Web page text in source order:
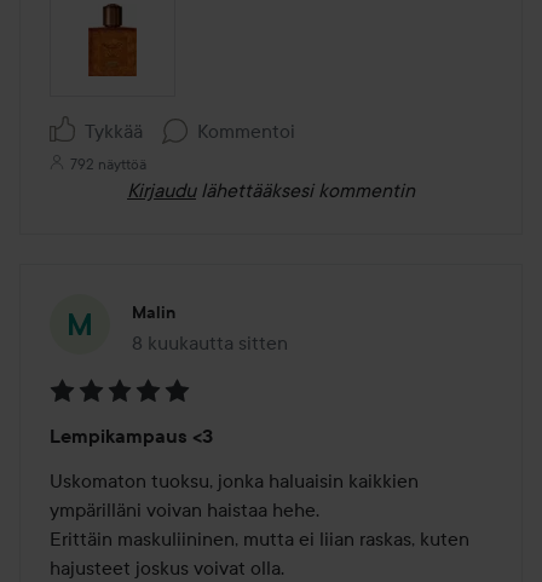
Tykkää Kommentoi
792 näyttöä
Kirjaudu lähettääksesi kommentin
Malin
8 kuukautta sitten
Viesti luotiin 8 kuukautta sitten
5
/
5
Lempikampaus <3
Uskomaton tuoksu, jonka haluaisin kaikkien
ympärilläni voivan haistaa hehe.
Erittäin maskuliininen, mutta ei liian raskas, kuten
hajusteet joskus voivat olla.